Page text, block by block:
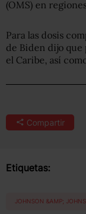
(OMS) en
Para las dosis
de Biden dijo que
el Caribe, así
Compartir
Etiquetas:
JOHNSON &AMP;